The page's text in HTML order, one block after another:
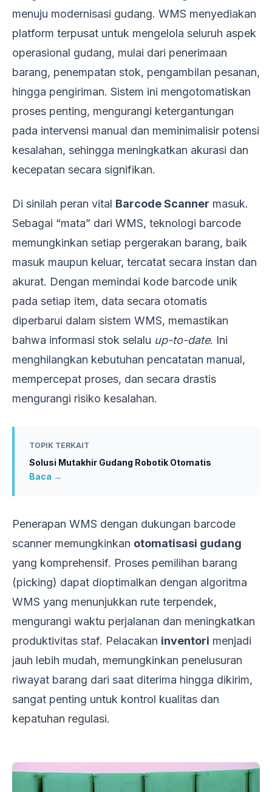
menuju modernisasi gudang. WMS menyediakan
platform terpusat untuk mengelola seluruh aspek
operasional gudang, mulai dari penerimaan
barang, penempatan stok, pengambilan pesanan,
hingga pengiriman. Sistem ini mengotomatiskan
proses penting, mengurangi ketergantungan
pada intervensi manual dan meminimalisir potensi
kesalahan, sehingga meningkatkan akurasi dan
kecepatan secara signifikan.
Di sinilah peran vital Barcode Scanner masuk.
Sebagai “mata” dari WMS, teknologi barcode
memungkinkan setiap pergerakan barang, baik
masuk maupun keluar, tercatat secara instan dan
akurat. Dengan memindai kode barcode unik
pada setiap item, data secara otomatis
diperbarui dalam sistem WMS, memastikan
bahwa informasi stok selalu up-to-date. Ini
menghilangkan kebutuhan pencatatan manual,
mempercepat proses, dan secara drastis
mengurangi risiko kesalahan.
TOPIK TERKAIT
Solusi Mutakhir Gudang Robotik Otomatis
Baca →
Penerapan WMS dengan dukungan barcode
scanner memungkinkan otomatisasi gudang
yang komprehensif. Proses pemilihan barang
(picking) dapat dioptimalkan dengan algoritma
WMS yang menunjukkan rute terpendek,
mengurangi waktu perjalanan dan meningkatkan
produktivitas staf. Pelacakan inventori menjadi
jauh lebih mudah, memungkinkan penelusuran
riwayat barang dari saat diterima hingga dikirim,
sangat penting untuk kontrol kualitas dan
kepatuhan regulasi.